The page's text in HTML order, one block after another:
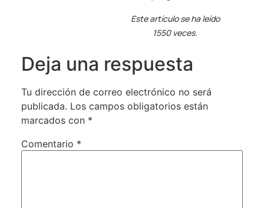
Este artículo se ha leído
1550 veces.
Deja una respuesta
Tu dirección de correo electrónico no será
publicada. Los campos obligatorios están
marcados con *
Comentario *